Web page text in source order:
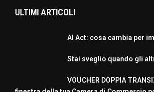
ULTIMI ARTICOLI
AI Act: cosa cambia per
Stai sveglio quando gli
VOUCHER DOPPIA